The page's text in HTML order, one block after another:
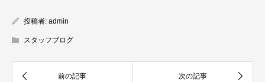
投稿者: admin
スタッフブログ